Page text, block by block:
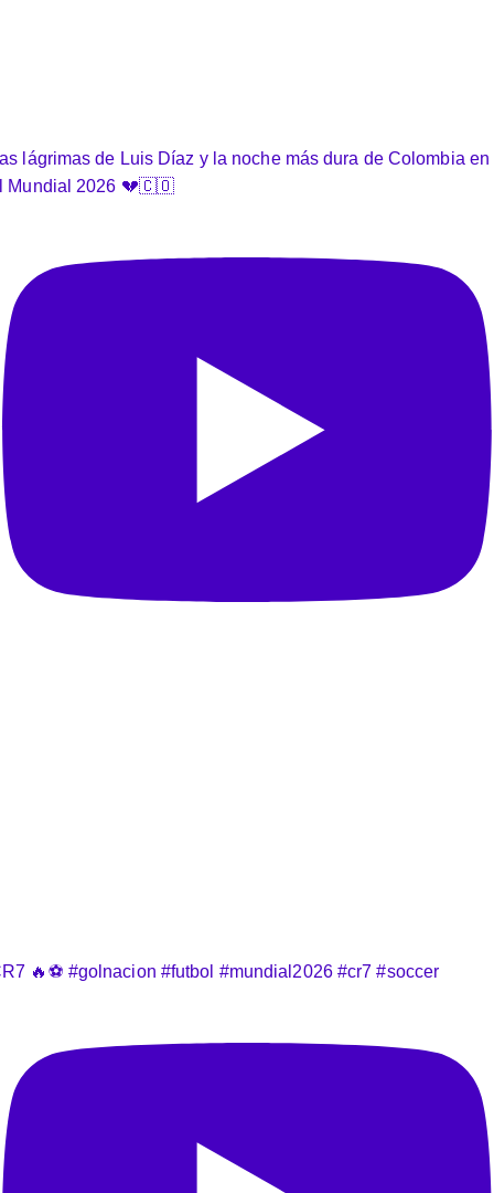
lágrimas de Luis Díaz y la noche más dura de Colombia en
Mundial 2026 💔🇨🇴
🔥⚽️ #golnacion #futbol #mundial2026 #cr7 #soccer